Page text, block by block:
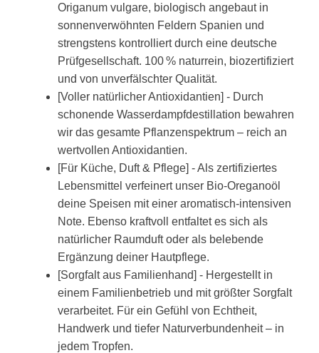
Origanum vulgare, biologisch angebaut in
sonnenverwöhnten Feldern Spanien und
strengstens kontrolliert durch eine deutsche
Prüfgesellschaft. 100 % naturrein, biozertifiziert
und von unverfälschter Qualität.
[Voller natürlicher Antioxidantien] - Durch
schonende Wasserdampfdestillation bewahren
wir das gesamte Pflanzenspektrum – reich an
wertvollen Antioxidantien.
[Für Küche, Duft & Pflege] - Als zertifiziertes
Lebensmittel verfeinert unser Bio-Oreganoöl
deine Speisen mit einer aromatisch-intensiven
Note. Ebenso kraftvoll entfaltet es sich als
natürlicher Raumduft oder als belebende
Ergänzung deiner Hautpflege.
[Sorgfalt aus Familienhand] - Hergestellt in
einem Familienbetrieb und mit größter Sorgfalt
verarbeitet. Für ein Gefühl von Echtheit,
Handwerk und tiefer Naturverbundenheit – in
jedem Tropfen.